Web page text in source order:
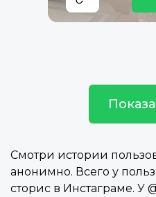
Смотри истории
анонимно. Всего у
сторис в Инстаграме. У